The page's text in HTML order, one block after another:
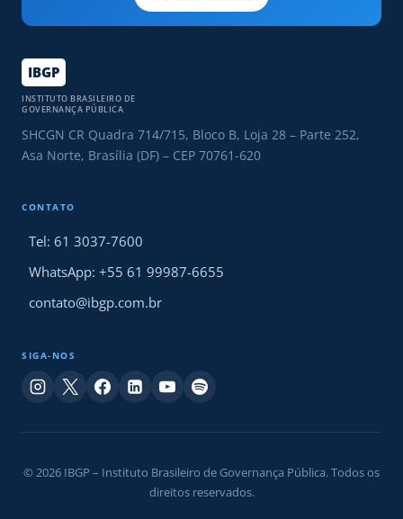
IBGP
INSTITUTO BRASILEIRO DE
GOVERNANÇA PÚBLICA
SHCGN CR Quadra 714/715, Bloco B, Loja 28 – Parte 252,
Asa Norte, Brasília (DF) – CEP 70761-620
CONTATO
Tel: 61 3037-7600
WhatsApp: +55 61 99987-6655
contato@ibgp.com.br
SIGA-NOS
© 2026 IBGP – Instituto Brasileiro de Governança Pública. Todos os
direitos reservados.